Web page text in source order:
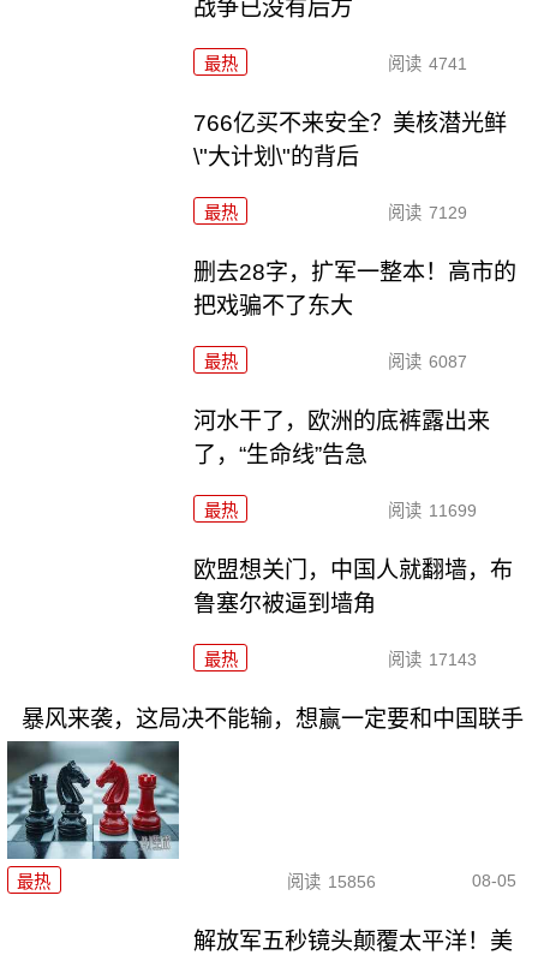
战争已没有后方
最热 阅读 4741
766亿买不来安全？美核潜光鲜
\"大计划\"的背后
最热 阅读 7129
删去28字，扩军一整本！高市的
把戏骗不了东大
最热 阅读 6087
河水干了，欧洲的底裤露出来
了，“生命线”告急
最热 阅读 11699
欧盟想关门，中国人就翻墙，布
鲁塞尔被逼到墙角
最热 阅读 17143
暴风来袭，这局决不能输，想赢一定要和中国联手
最热 阅读 15856 08-05
解放军五秒镜头颠覆太平洋！美